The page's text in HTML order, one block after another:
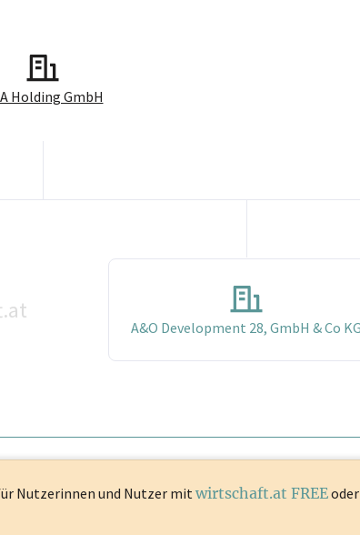
Holding GmbH
A&O Development 28, GmbH & Co KG
Nutzerinnen und Nutzer mitwirtschaft.at FREE